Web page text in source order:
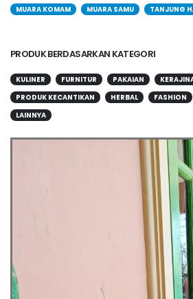
MUARA KOMAM
MUARA SAMU TANJUNG
PRODUK BERDASARKAN KATEGORI
KULINER FURNITUR PAKAIAN
PRODUK KECANTIKAN
HERBAL FASHION
LAINNYA